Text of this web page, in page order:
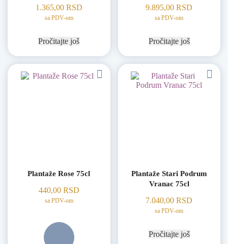
1.365,00 RSD
sa PDV-om
Pročitajte još
9.895,00RSD
sa PDV-om
Pročitajte još
Plantaže Rose 75cl
440,00 RSD
sa PDV-om
Plantaže Stari Podrum
Vranac 75cl
7.040,00RSD
sa PDV-om
Pročitajte još